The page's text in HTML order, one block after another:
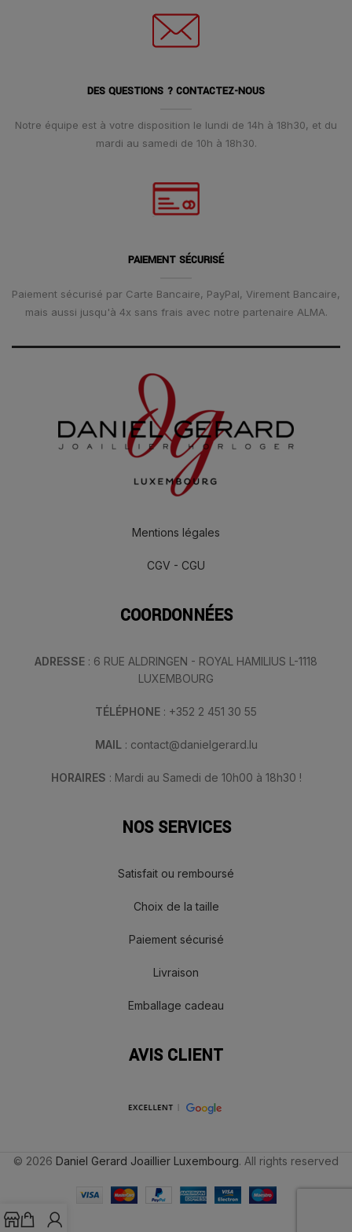
DES QUESTIONS ? CONTACTEZ-NOUS
Notre équipe est à votre disposition le lundi de 14h à 18h30, et du
mardi au samedi de 10h à 18h30.
PAIEMENT SÉCURISÉ
Paiement sécurisé par Carte Bancaire, PayPal, Virement Bancaire,
mais aussi jusqu'à 4x sans frais avec notre partenaire ALMA.
Mentions légales
CGV - CGU
COORDONNÉES
ADRESSE : 6 RUE ALDRINGEN - ROYAL HAMILIUS L-1118
LUXEMBOURG
TÉLÉPHONE : +352 2 451 30 55
MAIL : contact@danielgerard.lu
HORAIRES : Mardi au Samedi de 10h00 à 18h30 !
NOS SERVICES
Satisfait ou remboursé
Choix de la taille
Paiement sécurisé
Livraison
Emballage cadeau
AVIS CLIENT
© 2026 Daniel Gerard Joaillier Luxembourg. All rights reserved